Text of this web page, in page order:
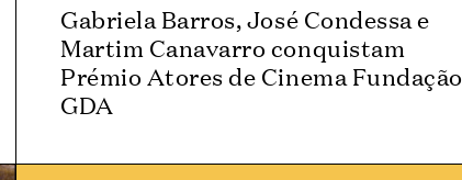
Gabriela Barros, José Condessa e
Martim Canavarro conquistam
Prémio Atores de Cinema Fundação
GDA